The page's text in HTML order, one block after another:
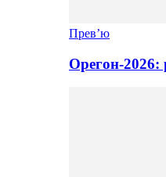
Прев’ю
Орегон-2026: